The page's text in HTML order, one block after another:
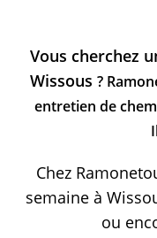
Vous cherchez
Wissous ?
entretien de
Chez
semaine à
ou